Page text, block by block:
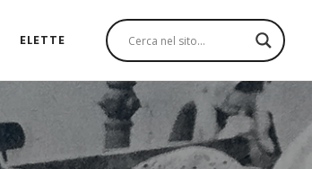
ELETTE